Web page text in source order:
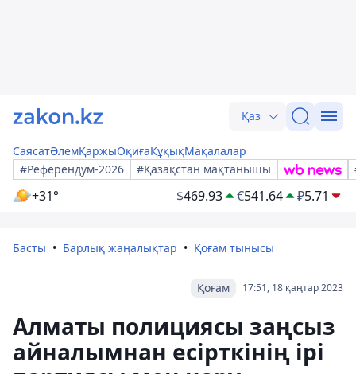
Қаз
СаясатӘлемҚаржыОқиғаҚұқықМақалалар
#Референдум-2026
#Қазақстан мақтанышы
+31° $469.93 €541.64 ₽5.71
Басты Барлық жаңалықтар Қоғам тынысы
17:51, 18 қаңтар 2023
Қоғам
Алматы полициясы заңсыз
айналымнан есірткінің ірі